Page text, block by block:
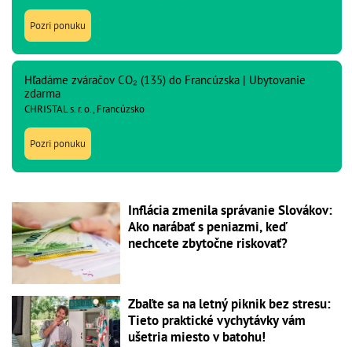
Pozri ponuku
Hľadáme zváračov CO₂ (135) do Francúzska | Ubytovanie
zdarma
CHRISTAL s. r. o., Francúzsko
Pozri ponuku
Inflácia zmenila správanie Slovákov:
Ako narábať s peniazmi, keď
nechcete zbytočne riskovať?
Zbaľte sa na letný piknik bez stresu:
Tieto praktické vychytávky vám
ušetria miesto v batohu!